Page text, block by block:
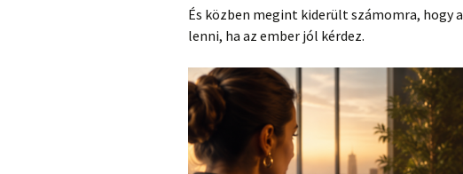
És közben megint kiderült számomra, hogy a
lenni, ha az ember jól kérdez.